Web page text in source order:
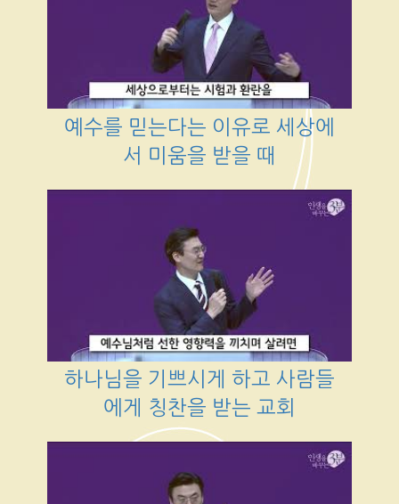
예수를 믿는다는 이유로 세상에
서 미움을 받을 때
하나님을 기쁘시게 하고 사람들
에게 칭찬을 받는 교회